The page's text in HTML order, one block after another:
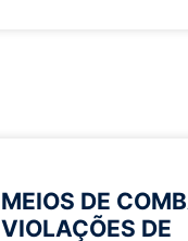
MEIOS DE
VIOLAÇÕES DE